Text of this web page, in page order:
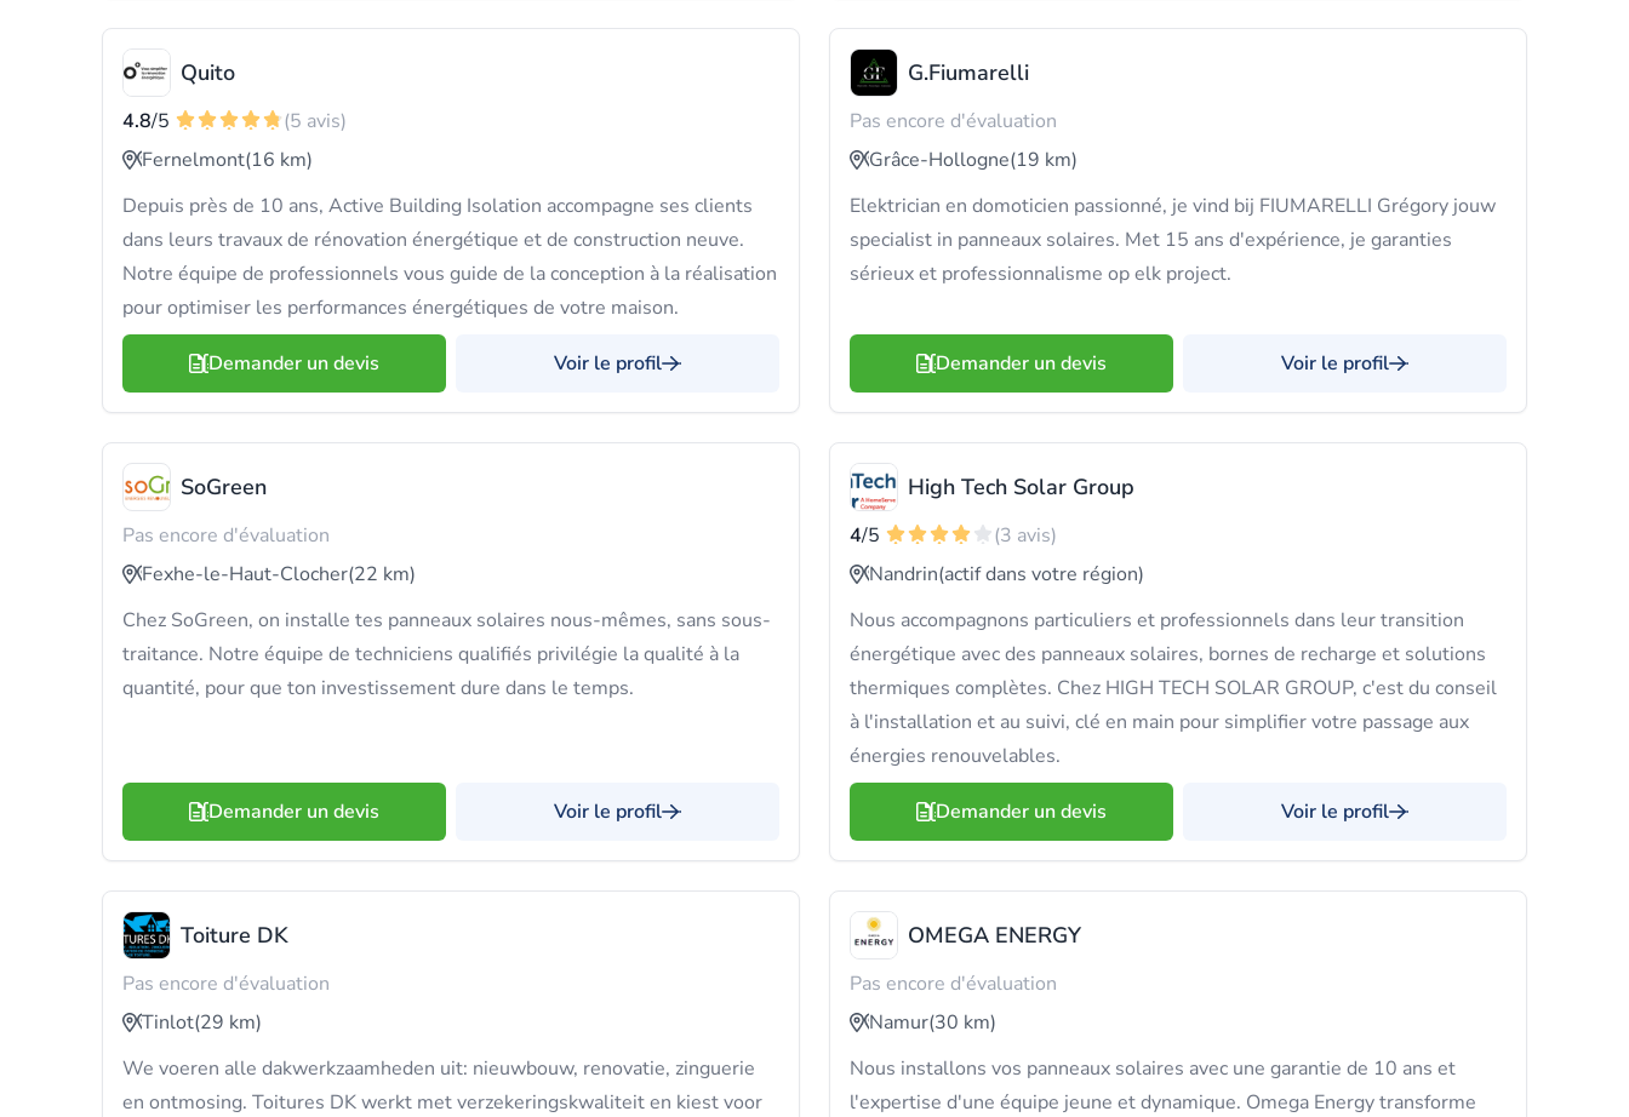
Quito
4.8/5
(5 avis)
Fernelmont(16 km)
Depuis près de 10 ans, Active Building Isolation accompagne ses clients
dans leurs travaux de rénovation énergétique et de construction neuve.
Notre équipe de professionnels vous guide de la conception à la réalisation
pour optimiser les performances énergétiques de votre maison.
Demander un devis Voir le profil
G.Fiumarelli
Pas encore d'évaluation
Grâce-Hollogne(19 km)
Elektrician en domoticien passionné, je vind bij FIUMARELLI Grégory jouw
specialist in panneaux solaires. Met 15 ans d'expérience, je garanties
sérieux et professionnalisme op elk project.
Demander un devis Voir le profil
SoGreen
Pas encore d'évaluation
Fexhe-le-Haut-Clocher(22 km)
Chez SoGreen, on installe tes panneaux solaires nous-mêmes, sans sous-
traitance. Notre équipe de techniciens qualifiés privilégie la qualité à la
quantité, pour que ton investissement dure dans le temps.
Demander un devis Voir le profil
High Tech Solar Group
4/5
(3 avis)
Nandrin(actif dans votre région)
Nous accompagnons particuliers et professionnels dans leur transition
énergétique avec des panneaux solaires, bornes de recharge et solutions
thermiques complètes. Chez HIGH TECH SOLAR GROUP, c'est du conseil
à l'installation et au suivi, clé en main pour simplifier votre passage aux
énergies renouvelables.
Demander un devis Voir le profil
Toiture DK
Pas encore d'évaluation
Tinlot(29 km)
We voeren alle dakwerkzaamheden uit: nieuwbouw, renovatie, zinguerie
en ontmosing. Toitures DK werkt met verzekeringskwaliteit en kiest voor
OMEGA ENERGY
Pas encore d'évaluation
Namur(30 km)
Nous installons vos panneaux solaires avec une garantie de 10 ans et
l'expertise d'une équipe jeune et dynamique. Omega Energy transforme